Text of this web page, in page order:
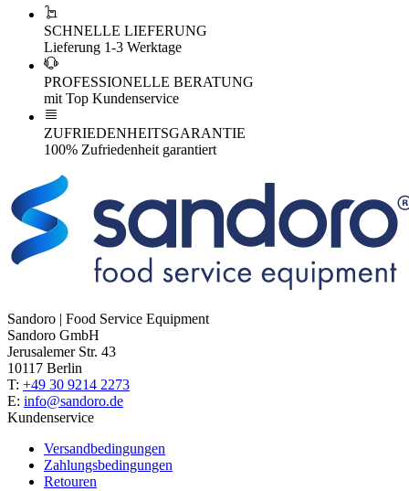
SCHNELLE LIEFERUNG
Lieferung 1-3 Werktage
PROFESSIONELLE BERATUNG
mit Top Kundenservice
ZUFRIEDENHEITSGARANTIE
100% Zufriedenheit garantiert
Sandoro | Food Service Equipment
Sandoro GmbH
Jerusalemer Str. 43
10117 Berlin
T: +49 30 9214 2273
E: info@sandoro.de
Kundenservice
Versandbedingungen
Zahlungsbedingungen
Retouren